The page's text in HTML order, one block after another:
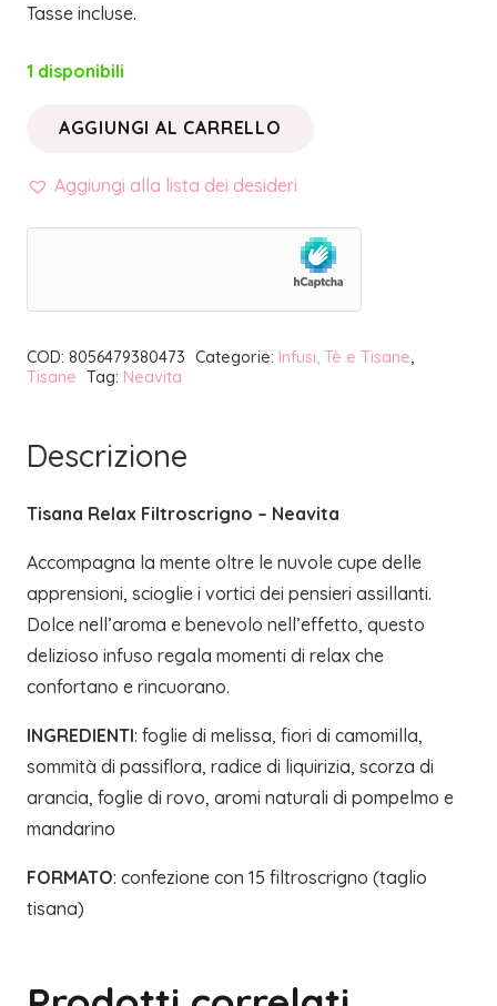
Tasse incluse.
1 disponibili
RELAX
|
AGGIUNGI AL CARRELLO
Aggiungi alla lista dei desideri
COD: 8056479380473 Categorie: Infusi, Tè e Tisane,
Tisane Tag: Neavita
Descrizione
Tisana Relax Filtroscrigno – Neavita
Accompagna la mente oltre le nuvole cupe delle
apprensioni, scioglie i vortici dei pensieri assillanti.
Dolce nell’aroma e benevolo nell’effetto, questo
delizioso infuso regala momenti di relax che
confortano e rincuorano.
INGREDIENTI: foglie di melissa, fiori di camomilla,
sommità di passiflora, radice di liquirizia, scorza di
arancia, foglie di rovo, aromi naturali di pompelmo e
mandarino
FORMATO: confezione con 15 filtroscrigno (taglio
tisana)